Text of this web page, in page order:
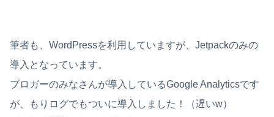
筆者も、WordPressを利用していますが、Jetpackのみの
導入となっています。
ブロガーのみなさんが導入しているGoogle Analyticsです
が、もりログでもついに導入しました！（遅いw）